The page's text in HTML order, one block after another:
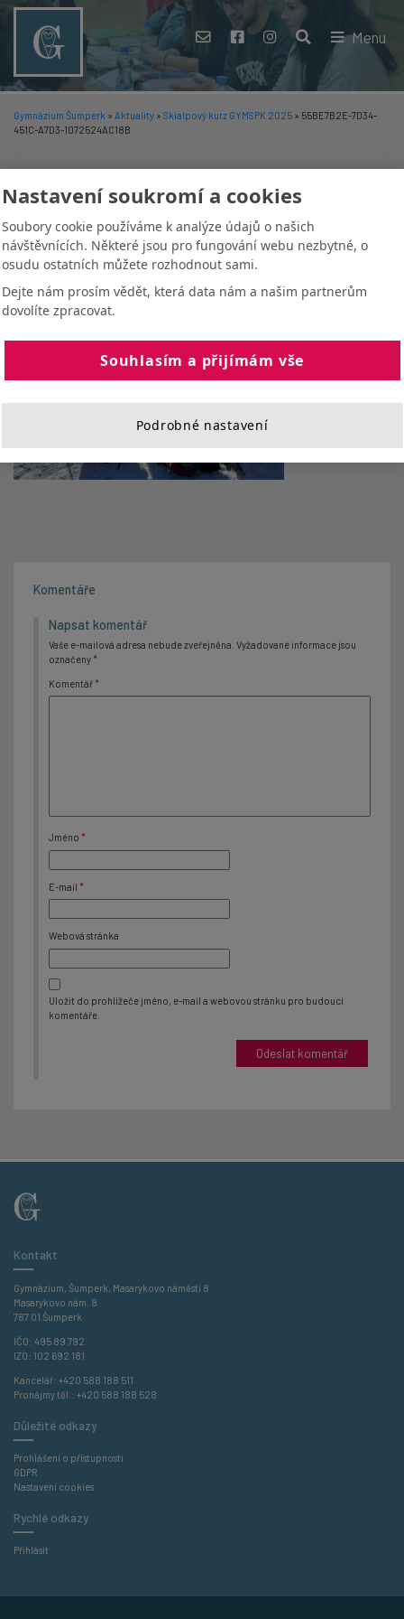
Menu
Gymnázium Šumperk » Aktuality » Skialpový kurz GYMSPK 2025 » 55BE7B2E-7D34-
451C-A7D3-1072524AC18B
55BE7B2E-7D34-451C-A7D3-1072524AC18B
25. 3. 2025 - Marek Mikuláš
Komentáře
Napsat komentář
Vaše e-mailová adresa nebude zveřejněna. Vyžadované informace jsou
označeny *
Komentář *
Jméno *
E-mail *
Webová stránka
Uložit do prohlížeče jméno, e-mail a webovou stránku pro budoucí
komentáře.
Kontakt
Gymnázium, Šumperk, Masarykovo náměstí 8
Masarykovo nám. 8
787 01 Šumperk
IČO: 495 89 792
IZO: 102 692 181
Kancelář: +420 588 188 511
Pronájmy těl.: +420 588 188 528
Důležité odkazy
Prohlášení o přístupnosti
GDPR
Nastavení cookies
Rychlé odkazy
Přihlásit
Nastavení soukromí a cookies
Soubory cookie používáme k analýze údajů o našich
návštěvnících. Některé jsou pro fungování webu nezbytné, o
osudu ostatních můžete rozhodnout sami.
Dejte nám prosím vědět, která data nám a našim partnerům
dovolíte zpracovat.
Souhlasím a přijímám vše
Podrobné nastavení